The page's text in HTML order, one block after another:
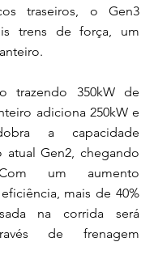
traseiros, o Gen3
trens de força, um
trazendo 350kW de
adiciona 250kW e
a capacidade
atual Gen2, chegando
um aumento
mais de 40%
na corrida será
de frenagem